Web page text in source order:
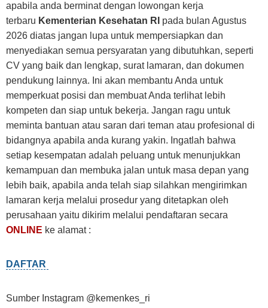
apabila anda berminat dengan lowongan kerja
terbaru Kementerian Kesehatan RI pada bulan Agustus
2026 diatas jangan lupa untuk mempersiapkan dan
menyediakan semua persyaratan yang dibutuhkan, seperti
CV yang baik dan lengkap, surat lamaran, dan dokumen
pendukung lainnya. Ini akan membantu Anda untuk
memperkuat posisi dan membuat Anda terlihat lebih
kompeten dan siap untuk bekerja. Jangan ragu untuk
meminta bantuan atau saran dari teman atau profesional di
bidangnya apabila anda kurang yakin. Ingatlah bahwa
setiap kesempatan adalah peluang untuk menunjukkan
kemampuan dan membuka jalan untuk masa depan yang
lebih baik, apabila anda telah siap silahkan mengirimkan
lamaran kerja melalui prosedur yang ditetapkan oleh
perusahaan yaitu dikirim melalui pendaftaran secara
ONLINE ke alamat :
DAFTAR
Sumber Instagram @kemenkes_ri